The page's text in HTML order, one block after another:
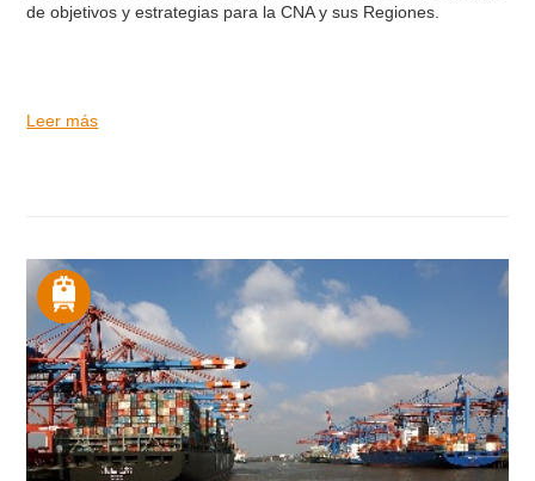
de objetivos y estrategias para la CNA y sus Regiones.
Leer más